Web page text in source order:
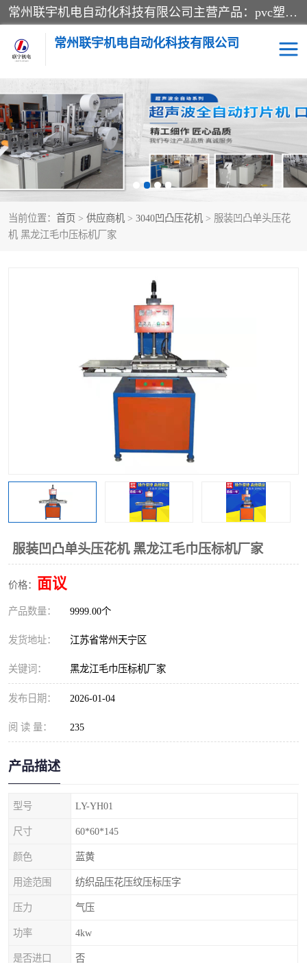
常州联宇机电自动化科技有限公司主营产品：pvc塑料焊机、高频热合机、软膜天花压边机、服装布料凹凸压花机、布料3d压印设备、服装植胶设备、超声波布料花边机、无纺布热合机、全自动压花机。
常州联宇机电自动化科技有限公司
当前位置： 首页 > 供应商机 > 3040凹凸压花机 > 服装凹凸单头压花
机 黑龙江毛巾压标机厂家
服装凹凸单头压花机 黑龙江毛巾压标机厂家
价格： 面议
产品数量： 9999.00个
发货地址： 江苏省常州天宁区
关键词： 黑龙江毛巾压标机厂家
发布日期： 2026-01-04
阅 读 量： 235
产品描述
型号 LY-YH01
尺寸 60*60*145
颜色 蓝黄
用途范围 纺织品压花压纹压标压字
压力 气压
功率 4kw
是否进口 否
压花定型机以及压花模具 超声波热合机
高频热合机 超声波花边机
超声波复合压花机 凹凸压花机压标机
3040凹凸压花机 双头服装凹凸压花机
海绵产品成型机